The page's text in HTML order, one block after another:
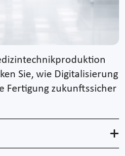
Sie, wie Digitalisierung
Fertigung zukunftssicher